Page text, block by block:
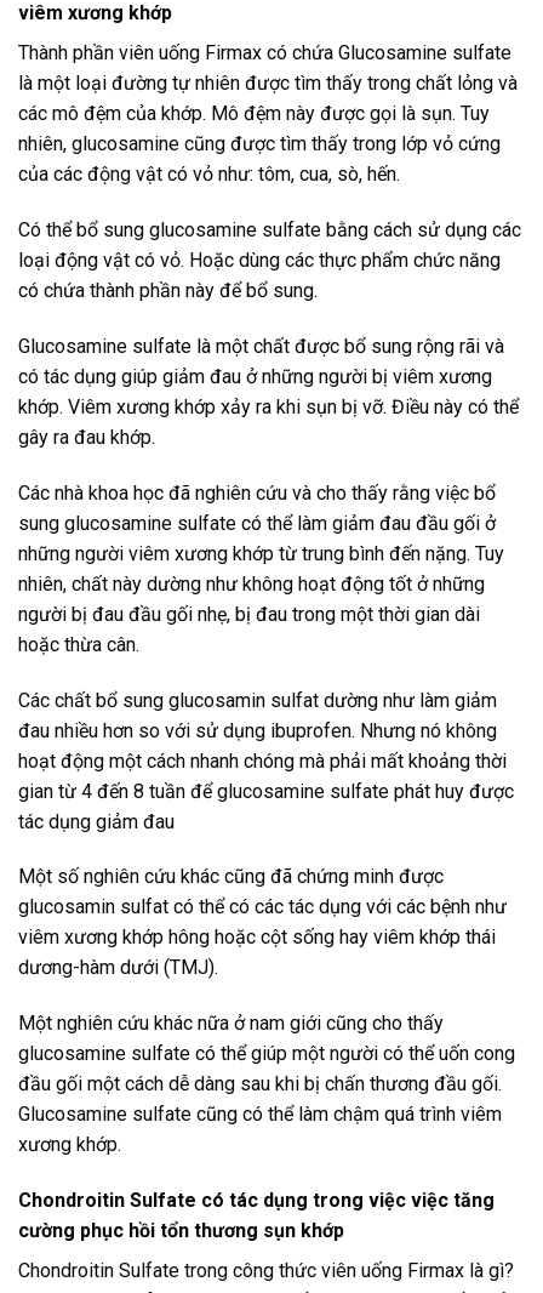
viêm xương khớp
Thành phần viên uống Firmax có chứa Glucosamine sulfate
là một loại đường tự nhiên được tìm thấy trong chất lỏng và
các mô đệm của khớp. Mô đệm này được gọi là sụn. Tuy
nhiên, glucosamine cũng được tìm thấy trong lớp vỏ cứng
của các động vật có vỏ như: tôm, cua, sò, hến.
Có thể bổ sung glucosamine sulfate bằng cách sử dụng các
loại động vật có vỏ. Hoặc dùng các thực phẩm chức năng
có chứa thành phần này để bổ sung.
Glucosamine sulfate là một chất được bổ sung rộng rãi và
có tác dụng giúp giảm đau ở những người bị viêm xương
khớp. Viêm xương khớp xảy ra khi sụn bị vỡ. Điều này có thể
gây ra đau khớp.
Các nhà khoa học đã nghiên cứu và cho thấy rằng việc bổ
sung glucosamine sulfate có thể làm giảm đau đầu gối ở
những người viêm xương khớp từ trung bình đến nặng. Tuy
nhiên, chất này dường như không hoạt động tốt ở những
người bị đau đầu gối nhẹ, bị đau trong một thời gian dài
hoặc thừa cân.
Các chất bổ sung glucosamin sulfat dường như làm giảm
đau nhiều hơn so với sử dụng ibuprofen. Nhưng nó không
hoạt động một cách nhanh chóng mà phải mất khoảng thời
gian từ 4 đến 8 tuần để glucosamine sulfate phát huy được
tác dụng giảm đau
Một số nghiên cứu khác cũng đã chứng minh được
glucosamin sulfat có thể có các tác dụng với các bệnh như
viêm xương khớp hông hoặc cột sống hay viêm khớp thái
dương-hàm dưới (TMJ).
Một nghiên cứu khác nữa ở nam giới cũng cho thấy
glucosamine sulfate có thể giúp một người có thể uốn cong
đầu gối một cách dễ dàng sau khi bị chấn thương đầu gối.
Glucosamine sulfate cũng có thể làm chậm quá trình viêm
xương khớp.
Chondroitin Sulfate có tác dụng trong việc việc tăng
cường phục hồi tổn thương sụn khớp
Chondroitin Sulfate trong công thức viên uống Firmax là gì?